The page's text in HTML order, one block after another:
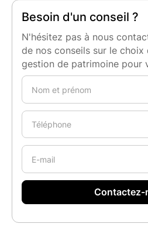
Besoin d'un conseil ?
N'hésitez pas à nous
de nos conseils sur le
gestion de patrimoine pour